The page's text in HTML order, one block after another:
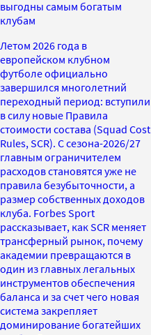
выгодны самым богатым
клубам
Летом 2026 года в
европейском клубном
футболе официально
завершился многолетний
переходный период: вступили
в силу новые Правила
стоимости состава (Squad Cost
Rules, SCR). С сезона-2026/27
главным ограничителем
расходов становятся уже не
правила безубыточности, а
размер собственных доходов
клуба. Forbes Sport
рассказывает, как SCR меняет
трансферный рынок, почему
академии превращаются в
один из главных легальных
инструментов обеспечения
баланса и за счет чего новая
система закрепляет
доминирование богатейших